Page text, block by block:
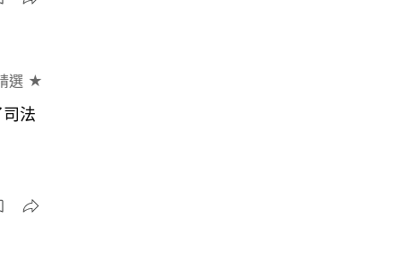
選 ★
法